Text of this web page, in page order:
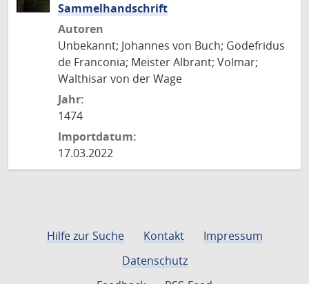
Sammelhandschrift
Autoren
Unbekannt; Johannes von Buch; Godefridus
de Franconia; Meister Albrant; Volmar;
Walthisar von der Wage
Jahr:
1474
Importdatum:
17.03.2022
Hilfe zur Suche Kontakt
Impressum
Datenschutz